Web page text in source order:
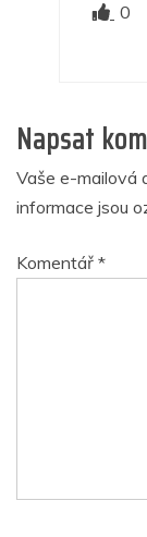
0
Napsat
Vaše e-mailová
informace jsou
Komentář *